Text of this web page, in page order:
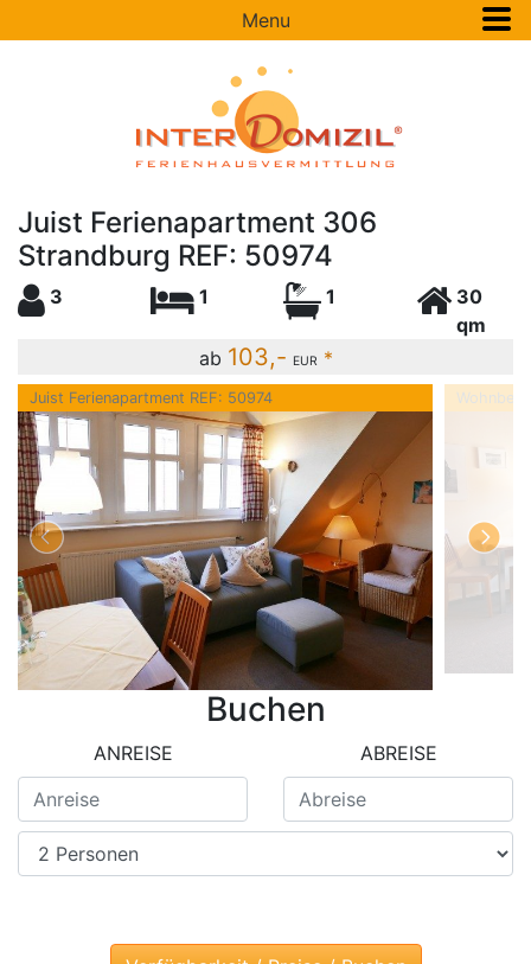
Menu
Juist Ferienapartment 306
Strandburg REF: 50974
3 1 1
30
qm
ab 103,- EUR *
Juist Ferienapartment REF: 50974
Buchen
ANREISE ABREISE